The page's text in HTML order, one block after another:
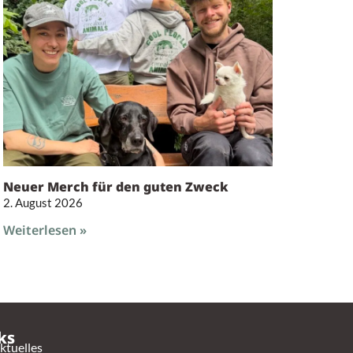
Neuer Merch für den guten Zweck
2. August 2026
Weiterlesen »